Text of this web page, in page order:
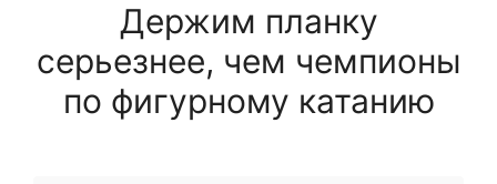
Держим планку
серьезнее, чем чемпионы
по фигурному катанию